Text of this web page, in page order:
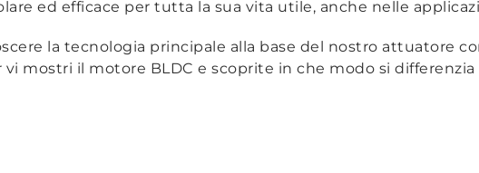
ed efficace per tutta la sua vita utile, anche nelle
la tecnologia principale alla base del nostro attuatore
mostri il motore BLDC e scoprite in che modo si differenzia